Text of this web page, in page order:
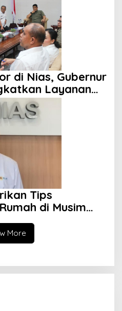
di Nias, Gubernur
Layanan
Tips
di Musim
More